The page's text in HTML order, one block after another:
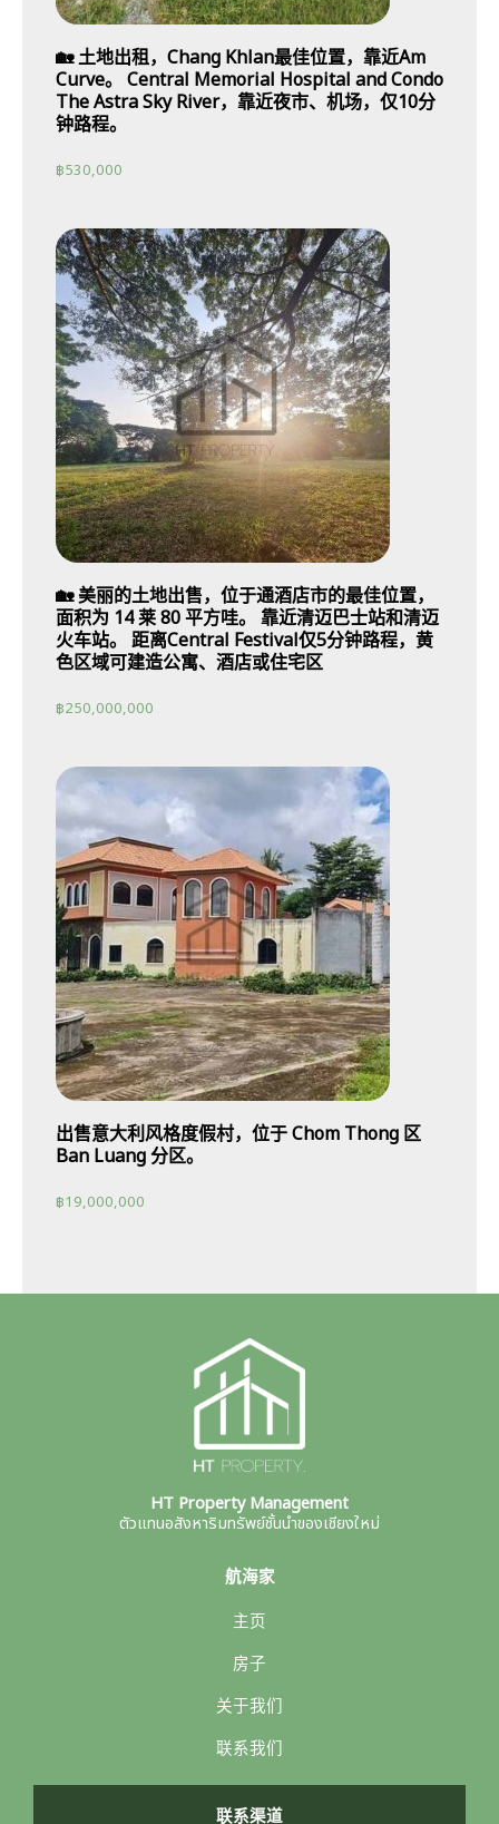
🏡 土地出租，Chang Khlan最佳位置，靠近Am
Curve。 Central Memorial Hospital and Condo
The Astra Sky River，靠近夜市、机场，仅10分
钟路程。
฿530,000
🏡 美丽的土地出售，位于通酒店市的最佳位置，
面积为 14 莱 80 平方哇。 靠近清迈巴士站和清迈
火车站。 距离Central Festival仅5分钟路程，黄
色区域可建造公寓、酒店或住宅区
฿250,000,000
出售意大利风格度假村，位于 Chom Thong 区
Ban Luang 分区。
฿19,000,000
HT Property Management
ตัวแทนอสังหาริมทรัพย์ชั้นนำของเชียงใหม่
航海家
主页
房子
关于我们
联系我们
联系渠道